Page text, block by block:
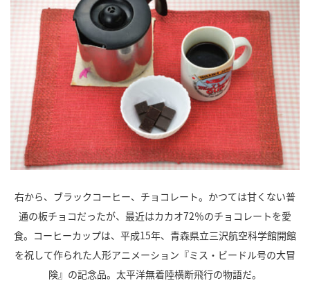
右から、ブラックコーヒー、チョコレート。かつては甘くない普
通の板チョコだったが、最近はカカオ72％のチョコレートを愛
食。コーヒーカップは、平成15年、青森県立三沢航空科学館開館
を祝して作られた人形アニメーション『ミス・ビードル号の大冒
険』の記念品。太平洋無着陸横断飛行の物語だ。